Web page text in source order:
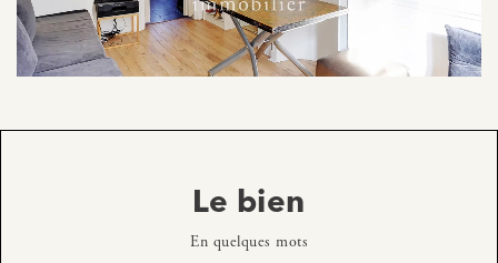
Le bien
En quelques mots